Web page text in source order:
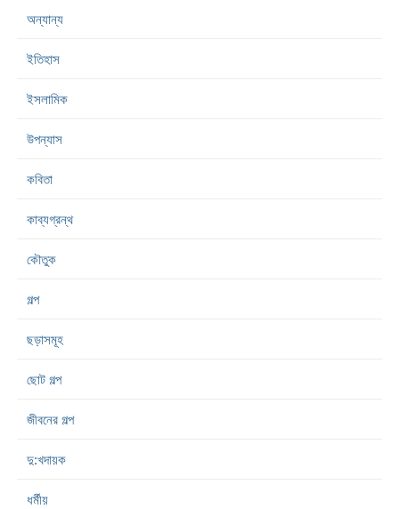
অন্যান্য
ইতিহাস
ইসলামিক
উপন্যাস
কবিতা
কাব্যগ্রন্থ
কৌতুক
গল্প
ছড়াসমূহ
ছোট গল্প
জীবনের গল্প
দু:খদায়ক
ধর্মীয়